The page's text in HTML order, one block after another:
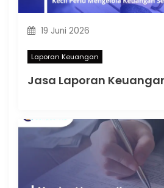
19 Juni 2026
Laporan Keuangan